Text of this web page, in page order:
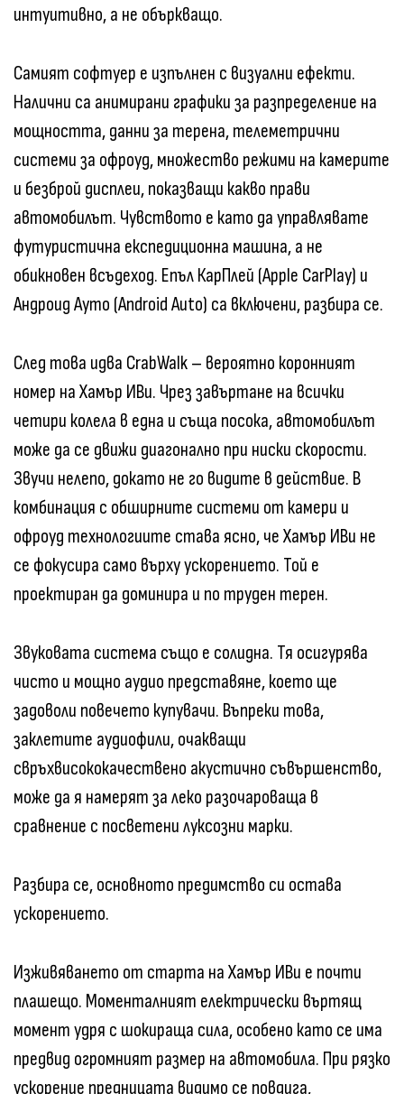
интуитивно, а не объркващо.
Самият софтуер е изпълнен с визуални ефекти.
Налични са анимирани графики за разпределение на
мощността, данни за терена, телеметрични
системи за офроуд, множество режими на камерите
и безброй дисплеи, показващи какво прави
автомобилът. Чувството е като да управлявате
футуристична експедиционна машина, а не
обикновен всъдеход. Епъл КарПлей (Apple CarPlay) и
Андроид Ауто (Android Auto) са включени, разбира се.
След това идва CrabWalk – вероятно коронният
номер на Хамър ИВи. Чрез завъртане на всички
четири колела в една и съща посока, автомобилът
може да се движи диагонално при ниски скорости.
Звучи нелепо, докато не го видите в действие. В
комбинация с обширните системи от камери и
офроуд технологиите става ясно, че Хамър ИВи не
се фокусира само върху ускорението. Той е
проектиран да доминира и по труден терен.
Звуковата система също е солидна. Тя осигурява
чисто и мощно аудио представяне, което ще
задоволи повечето купувачи. Въпреки това,
заклетите аудиофили, очакващи
свръхвисококачествено акустично съвършенство,
може да я намерят за леко разочароваща в
сравнение с посветени луксозни марки.
Разбира се, основното предимство си остава
ускорението.
Изживяването от старта на Хамър ИВи е почти
плашещо. Моменталният електрически въртящ
момент удря с шокираща сила, особено като се има
предвид огромният размер на автомобила. При рязко
ускорение предницата видимо се повдига,